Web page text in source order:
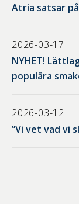
Atria satsar
2026-03-17
NYHET!
populära
2026-03-12
”Vi vet vad vi